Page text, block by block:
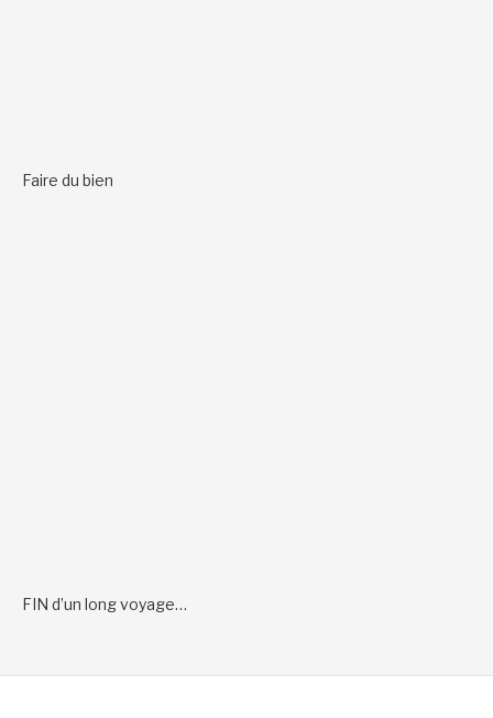
Faire du bien
FIN d’un long voyage…